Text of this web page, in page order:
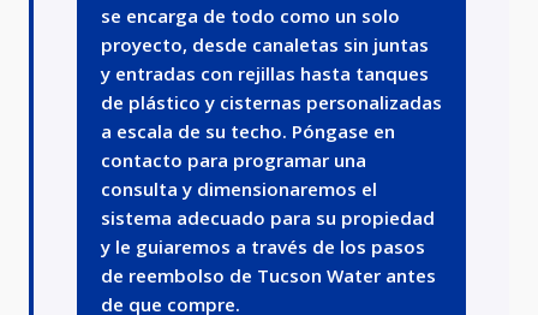
se encarga de todo como un solo
proyecto, desde canaletas sin juntas
y entradas con rejillas hasta tanques
de plástico y cisternas personalizadas
a escala de su techo. Póngase en
contacto para programar una
consulta y dimensionaremos el
sistema adecuado para su propiedad
y le guiaremos a través de los pasos
de reembolso de Tucson Water antes
de que compre.